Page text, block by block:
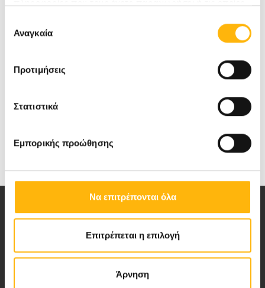
των υπηρεσιών τους.
συγκατάθεσης
Αναγκαία
Προτιμήσεις
Στατιστικά
Εμπορικής προώθησης
Να επιτρέπονται όλα
Επιτρέπεται η επιλογή
Άρνηση
τηλέφωνα2410 996011
2410
ποιότητας ολοκληρωμένες υπηρεσίες